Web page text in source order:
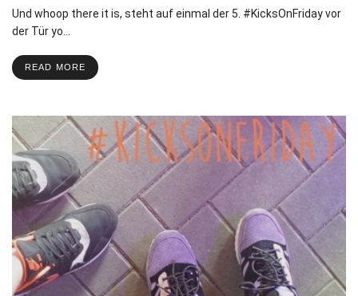
Und whoop there it is, steht auf einmal der 5. #KicksOnFriday vor
der Tür yo…
READ MORE